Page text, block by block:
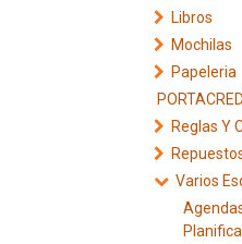
Libros
Mochilas
Papeleria
Reglas Y
Varios